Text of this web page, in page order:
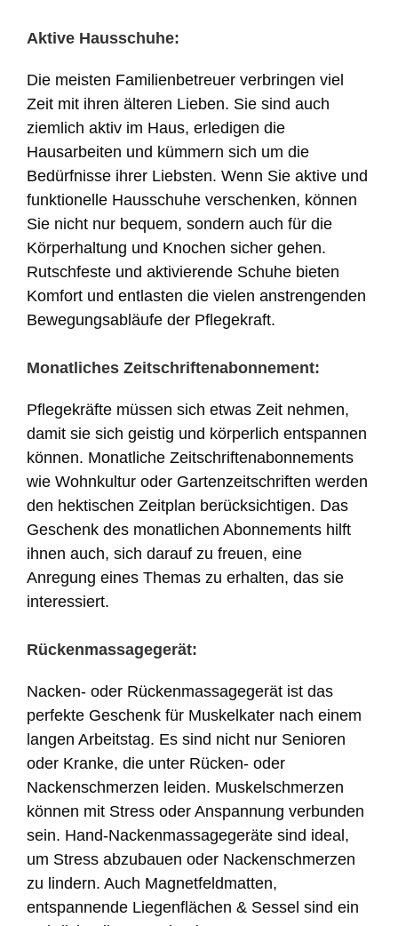
Aktive Hausschuhe:
Die meisten Familienbetreuer verbringen viel
Zeit mit ihren älteren Lieben. Sie sind auch
ziemlich aktiv im Haus, erledigen die
Hausarbeiten und kümmern sich um die
Bedürfnisse ihrer Liebsten. Wenn Sie aktive und
funktionelle Hausschuhe verschenken, können
Sie nicht nur bequem, sondern auch für die
Körperhaltung und Knochen sicher gehen.
Rutschfeste und aktivierende Schuhe bieten
Komfort und entlasten die vielen anstrengenden
Bewegungsabläufe der Pflegekraft.
Monatliches Zeitschriftenabonnement:
Pflegekräfte müssen sich etwas Zeit nehmen,
damit sie sich geistig und körperlich entspannen
können. Monatliche Zeitschriftenabonnements
wie Wohnkultur oder Gartenzeitschriften werden
den hektischen Zeitplan berücksichtigen. Das
Geschenk des monatlichen Abonnements hilft
ihnen auch, sich darauf zu freuen, eine
Anregung eines Themas zu erhalten, das sie
interessiert.
Rückenmassagegerät:
Nacken- oder Rückenmassagegerät ist das
perfekte Geschenk für Muskelkater nach einem
langen Arbeitstag. Es sind nicht nur Senioren
oder Kranke, die unter Rücken- oder
Nackenschmerzen leiden. Muskelschmerzen
können mit Stress oder Anspannung verbunden
sein. Hand-Nackenmassagegeräte sind ideal,
um Stress abzubauen oder Nackenschmerzen
zu lindern. Auch Magnetfeldmatten,
entspannende Liegenflächen & Sessel sind ein